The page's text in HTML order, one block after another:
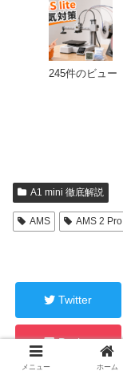
245件のビュー
A1 mini 徹底解説
AMS AMS 2 Pro
Twitter
Pocket
メニュー ホーム